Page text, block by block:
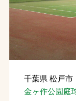
千葉県 松戸市
金ヶ作公園庭